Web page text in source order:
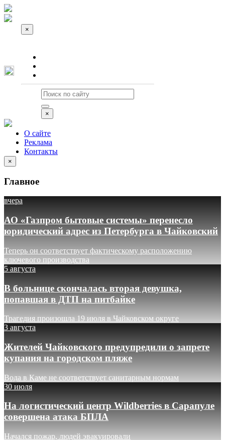
×
×
О сайте
Реклама
Контакты
×
Главное
вчера
АО «Газпром бытовые системы» перенесло
юридический адрес из Петербурга в Чайковский
Теперь он соответствует фактическому расположению
ключевого производства
5 августа
В больнице скончалась вторая девушка,
попавшая в ДТП на питбайке
Трагедия произошла 19 июля в Чайковском округе
3 августа
Жителей Чайковского предупредили о запрете
купания на городском пляже
Вода в Каме не соответствует санитарным нормам
30 июля
На логистический центр Wildberries в Сарапуле
совершена атака БПЛА
Начался пожар, людей эвакуировали